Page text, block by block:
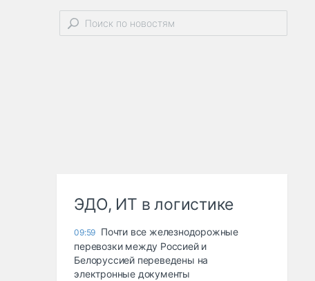
ЭДО, ИТ в логистике
09:59 Почти все железнодорожные
перевозки между Россией и
Белоруссией переведены на
электронные документы